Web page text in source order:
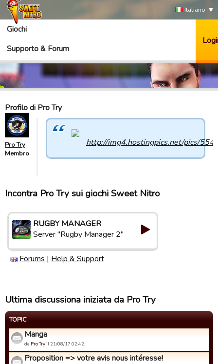
Italiano
Giochi
Supporto & Forum
Profilo di Pro Try
Pro Try
Membro
Incontra Pro Try sui giochi Sweet Nitro
RUGBY MANAGER
Server "Rugby Manager 2"
Forums | Help & Support
Ultima discussiona iniziata da Pro Try
TOPIC
Manga
da Pro Tryil 21/08/17 02:42.
Proposition => votre avis nous intéresse!